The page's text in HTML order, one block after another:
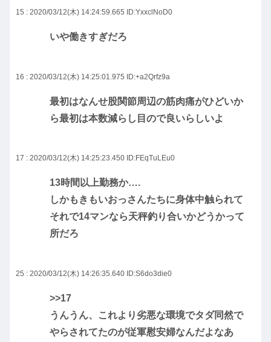
15 : 2020/03/12(木) 14:24:59.665 ID:YxxclNoD0
いや働きすぎだろ
16 : 2020/03/12(木) 14:25:01.975 ID:+a2Qrfz9a
最初はなんせ股関節周辺の筋肉痛がひどいか
ら最初は本数減らし目ので良いらしいよ
17 : 2020/03/12(木) 14:25:23.450 ID:FEqTuLEu0
13時間以上勤務か….
しかもきもいおっさんたちに身体中触られて
それで14マンなら天秤釣り合いかどうかって
所だろ
25 : 2020/03/12(木) 14:26:35.640 ID:S6do3die0
>>17
うんうん、これより劣悪な環境でタダ同然で
やらされてたのが従軍慰安婦なんだよなあ